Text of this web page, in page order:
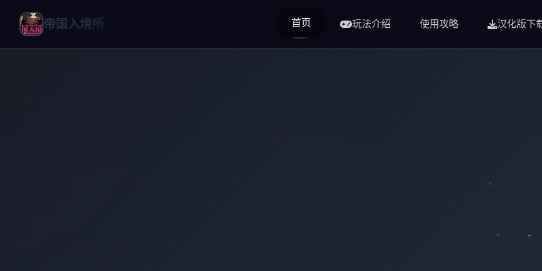
帝国入境所 首页 玩法介绍 使用攻略 汉化版下